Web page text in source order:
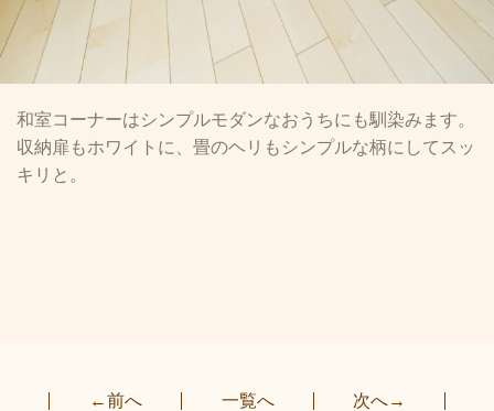
和室コーナーはシンプルモダンなおうちにも馴染みます。
収納扉もホワイトに、畳のヘリもシンプルな柄にしてスッ
キリと。
←前へ 一覧へ 次へ→